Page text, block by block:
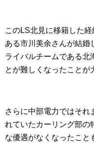
このLS北見に移籍した
ある市川美余さんが結婚
ライバルチームである北
とが難しくなったことが
さらに中部電力ではそれ
れていたカーリング部の
な優遇がなくなったこと